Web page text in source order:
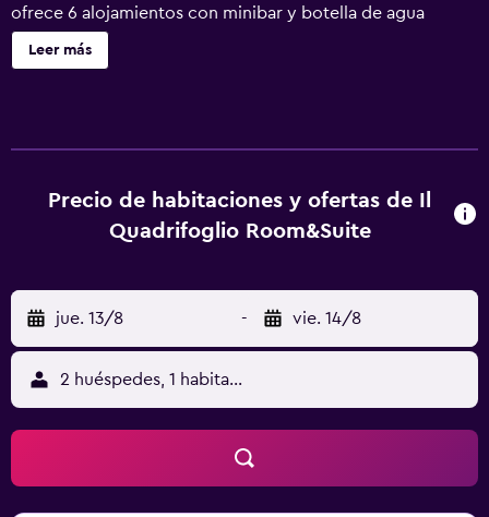
ofrece 6 alojamientos con minibar y botella de agua
gratuita. Se ofrece una televisión de pantalla plana con
canales por cable. Se ofrece frigorífico y cafetera y tetera.
escritorio y teléfono. Se ofrece servicio de limpieza todos
los días. Se pueden practicar las actividades de ocio y
aplique un recargo).
Leer más
Precio de habitaciones y ofertas de Il
Quadrifoglio Room&Suite
jue. 13/8 - vie. 14/8
2 huéspedes, 1 habitación